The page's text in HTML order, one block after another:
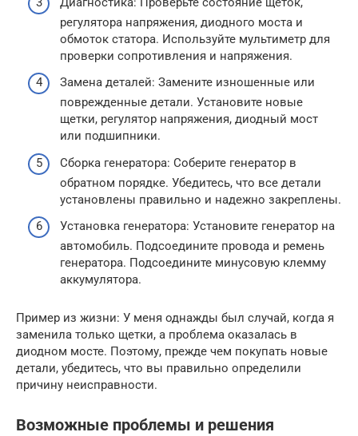
регулятора напряжения, диодного моста и
обмоток статора. Используйте мультиметр для
проверки сопротивления и напряжения.
Замена деталей: Замените изношенные или
поврежденные детали. Установите новые
щетки, регулятор напряжения, диодный мост
или подшипники.
Сборка генератора: Соберите генератор в
обратном порядке. Убедитесь, что все детали
установлены правильно и надежно закреплены.
Установка генератора: Установите генератор на
автомобиль. Подсоедините провода и ремень
генератора. Подсоедините минусовую клемму
аккумулятора.
Пример из жизни: У меня однажды был случай, когда я
заменила только щетки, а проблема оказалась в
диодном мосте. Поэтому, прежде чем покупать новые
детали, убедитесь, что вы правильно определили
причину неисправности.
Возможные проблемы и решения